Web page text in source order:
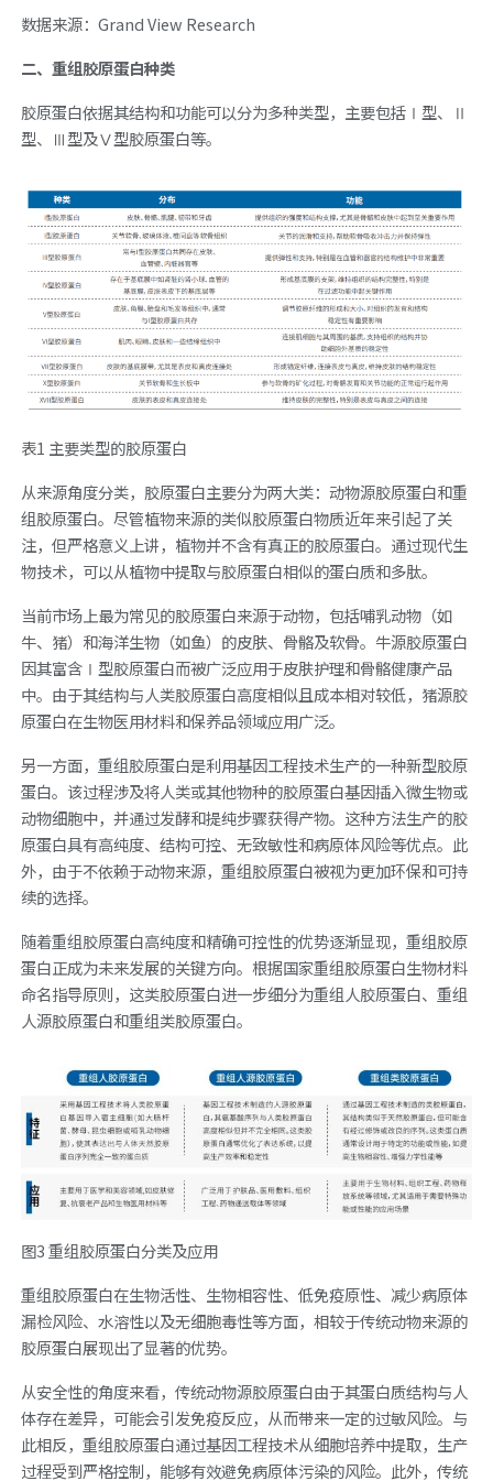
数据来源：Grand View Research
二、重组胶原蛋白种类
胶原蛋白依据其结构和功能可以分为多种类型，主要包括Ⅰ型、Ⅱ
型、Ⅲ型及Ⅴ型胶原蛋白等。
表1 主要类型的胶原蛋白
从来源角度分类，胶原蛋白主要分为两大类：动物源胶原蛋白和重
组胶原蛋白。尽管植物来源的类似胶原蛋白物质近年来引起了关
注，但严格意义上讲，植物并不含有真正的胶原蛋白。通过现代生
物技术，可以从植物中提取与胶原蛋白相似的蛋白质和多肽。
当前市场上最为常见的胶原蛋白来源于动物，包括哺乳动物（如
牛、猪）和海洋生物（如鱼）的皮肤、骨骼及软骨。牛源胶原蛋白
因其富含Ⅰ型胶原蛋白而被广泛应用于皮肤护理和骨骼健康产品
中。由于其结构与人类胶原蛋白高度相似且成本相对较低，猪源胶
原蛋白在生物医用材料和保养品领域应用广泛。
另一方面，重组胶原蛋白是利用基因工程技术生产的一种新型胶原
蛋白。该过程涉及将人类或其他物种的胶原蛋白基因插入微生物或
动物细胞中，并通过发酵和提纯步骤获得产物。这种方法生产的胶
原蛋白具有高纯度、结构可控、无致敏性和病原体风险等优点。此
外，由于不依赖于动物来源，重组胶原蛋白被视为更加环保和可持
续的选择。
随着重组胶原蛋白高纯度和精确可控性的优势逐渐显现，重组胶原
蛋白正成为未来发展的关键方向。根据国家重组胶原蛋白生物材料
命名指导原则，这类胶原蛋白进一步细分为重组人胶原蛋白、重组
人源胶原蛋白和重组类胶原蛋白。
图3 重组胶原蛋白分类及应用
重组胶原蛋白在生物活性、生物相容性、低免疫原性、减少病原体
漏检风险、水溶性以及无细胞毒性等方面，相较于传统动物来源的
胶原蛋白展现出了显著的优势。
从安全性的角度来看，传统动物源胶原蛋白由于其蛋白质结构与人
体存在差异，可能会引发免疫反应，从而带来一定的过敏风险。与
此相反，重组胶原蛋白通过基因工程技术从细胞培养中提取，生产
过程受到严格控制，能够有效避免病原体污染的风险。此外，传统